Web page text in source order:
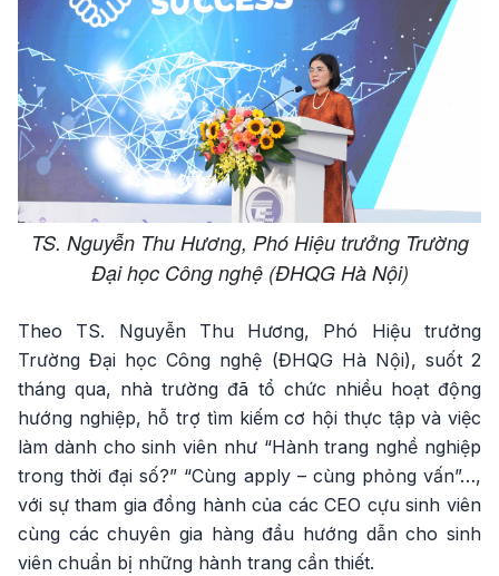
TS. Nguyễn Thu Hương, Phó Hiệu trưởng Trường
Đại học Công nghệ (ĐHQG Hà Nội)
Theo TS. Nguyễn Thu Hương, Phó Hiệu trưởng
Trường Đại học Công nghệ (ĐHQG Hà Nội), suốt 2
tháng qua, nhà trường đã tổ chức nhiều hoạt động
hướng nghiệp, hỗ trợ tìm kiếm cơ hội thực tập và việc
làm dành cho sinh viên như “Hành trang nghề nghiệp
trong thời đại số?” “Cùng apply – cùng phỏng vấn”…,
với sự tham gia đồng hành của các CEO cựu sinh viên
cùng các chuyên gia hàng đầu hướng dẫn cho sinh
viên chuẩn bị những hành trang cần thiết.